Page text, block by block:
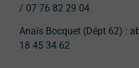
/ 07 76 82 29 04
Anaïs Bocquet (Dépt 62) :
18 45 34 62